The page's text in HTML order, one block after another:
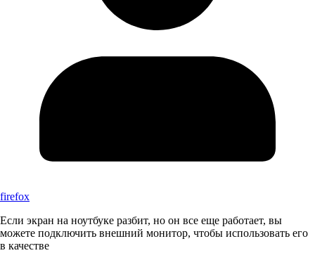
firefox
Если экран на ноутбуке разбит, но он все еще работает, вы
можете подключить внешний монитор, чтобы использовать его
в качестве